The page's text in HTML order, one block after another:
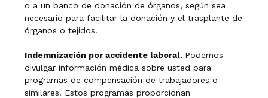
o a un banco de donación de órganos, según sea
necesario para facilitar la donación y el trasplante de
órganos o tejidos.
Indemnización por accidente laboral. Podemos
divulgar información médica sobre usted para
programas de compensación de trabajadores o
similares. Estos programas proporcionan